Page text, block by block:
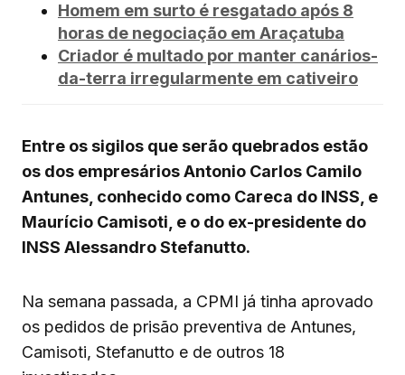
Homem em surto é resgatado após 8
horas de negociação em Araçatuba
Criador é multado por manter canários-
da-terra irregularmente em cativeiro
Entre os sigilos que serão quebrados estão
os dos empresários Antonio Carlos Camilo
Antunes, conhecido como Careca do INSS, e
Maurício Camisoti, e o do ex-presidente do
INSS Alessandro Stefanutto.
Na semana passada, a CPMI já tinha aprovado
os pedidos de prisão preventiva de Antunes,
Camisoti, Stefanutto e de outros 18